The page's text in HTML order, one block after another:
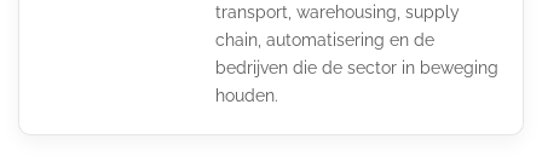
transport, warehousing, supply
chain, automatisering en de
bedrijven die de sector in beweging
houden.